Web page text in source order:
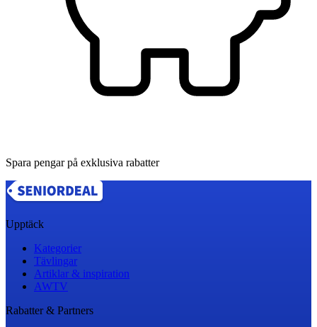
Spara pengar på exklusiva rabatter
Upptäck
Kategorier
Tävlingar
Artiklar & inspiration
AWTV
Rabatter & Partners